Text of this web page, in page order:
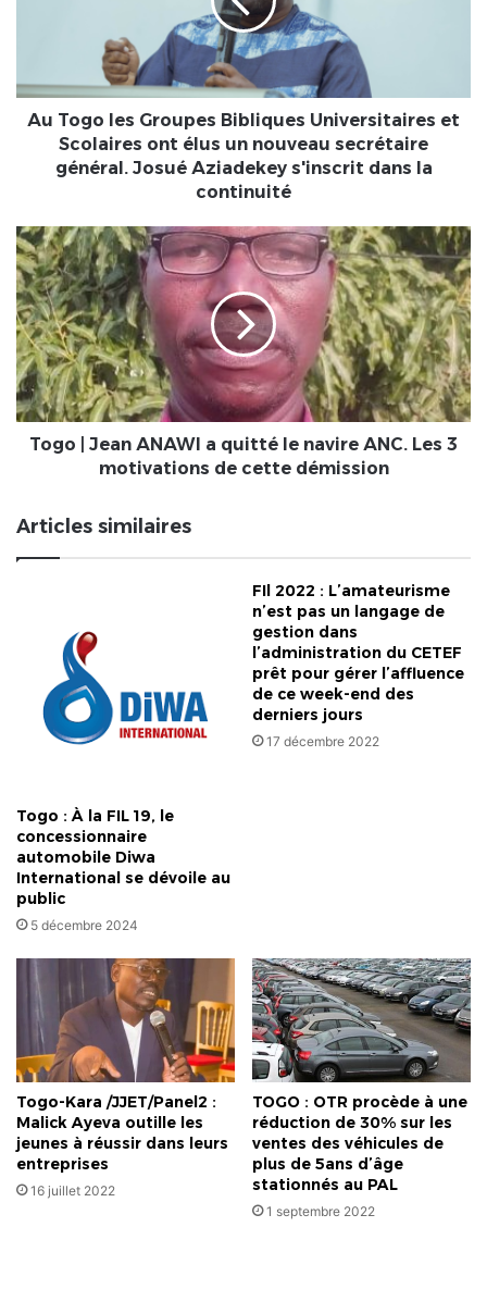
ont
élus
nouveau
Josué
Aziadekey
s'inscrit
dans
la
continuité
Au Togo les Groupes Bibliques Universitaires et
Scolaires ont élus un nouveau secrétaire
général. Josué Aziadekey s'inscrit dans la
continuité
Togo
|
Jean
ANAWI
a
quitté
le
navire
ANC.
Les
cette
démission
Togo | Jean ANAWI a quitté le navire ANC. Les 3
motivations de cette démission
Articles similaires
Togo : À la FIL 19, le
concessionnaire
automobile Diwa
International se dévoile au
public
5 décembre 2024
FIl 2022 : L’amateurisme
n’est pas un langage de
gestion dans
l’administration du CETEF
prêt pour gérer l’affluence
de ce week-end des
derniers jours
17 décembre 2022
Togo-Kara /JJET/Panel2 :
Malick Ayeva outille les
jeunes à réussir dans leurs
entreprises
16 juillet 2022
TOGO : OTR procède à une
réduction de 30% sur les
ventes des véhicules de
plus de 5ans d’âge
stationnés au PAL
1 septembre 2022